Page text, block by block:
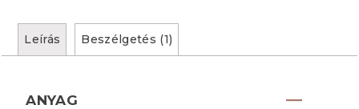
Leírás Beszélgetés (1)
ANYAG